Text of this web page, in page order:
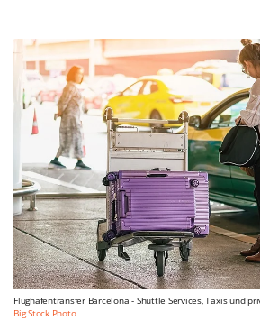
Flughafentransfer Barcelona - Shuttle Services, Taxis und
Big Stock Photo